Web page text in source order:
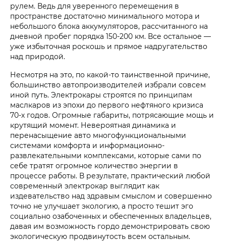
рулем. Ведь для уверенного перемещения в
пространстве достаточно минимального мотора и
небольшого блока аккумуляторов, рассчитанного на
дневной пробег порядка 150-200 км. Все остальное —
уже избыточная роскошь и прямое надругательство
над природой.
Несмотря на это, по какой-то таинственной причине,
большинство автопроизводителей избрали совсем
иной путь. Электрокары строятся по принципам
маслкаров из эпохи до первого нефтяного кризиса
70-х годов. Огромные габариты, потрясающие мощь и
крутящий момент. Невероятная динамика и
перенасыщение авто многофункциональными
системами комфорта и информационно-
развлекательными комплексами, которые сами по
себе тратят огромное количество энергии в
процессе работы. В результате, практический любой
современный электрокар выглядит как
издевательство над здравым смыслом и совершенно
точно не улучшает экологию, а просто тешит эго
социально озабоченных и обеспеченных владельцев,
давая им возможность гордо демонстрировать свою
экологическую продвинутость всем остальным.